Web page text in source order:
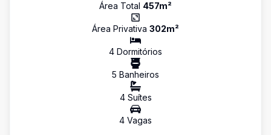
Área Total 457m²
Área Privativa 302m²
4 Dormitórios
5 Banheiros
4Suítes
4 Vagas